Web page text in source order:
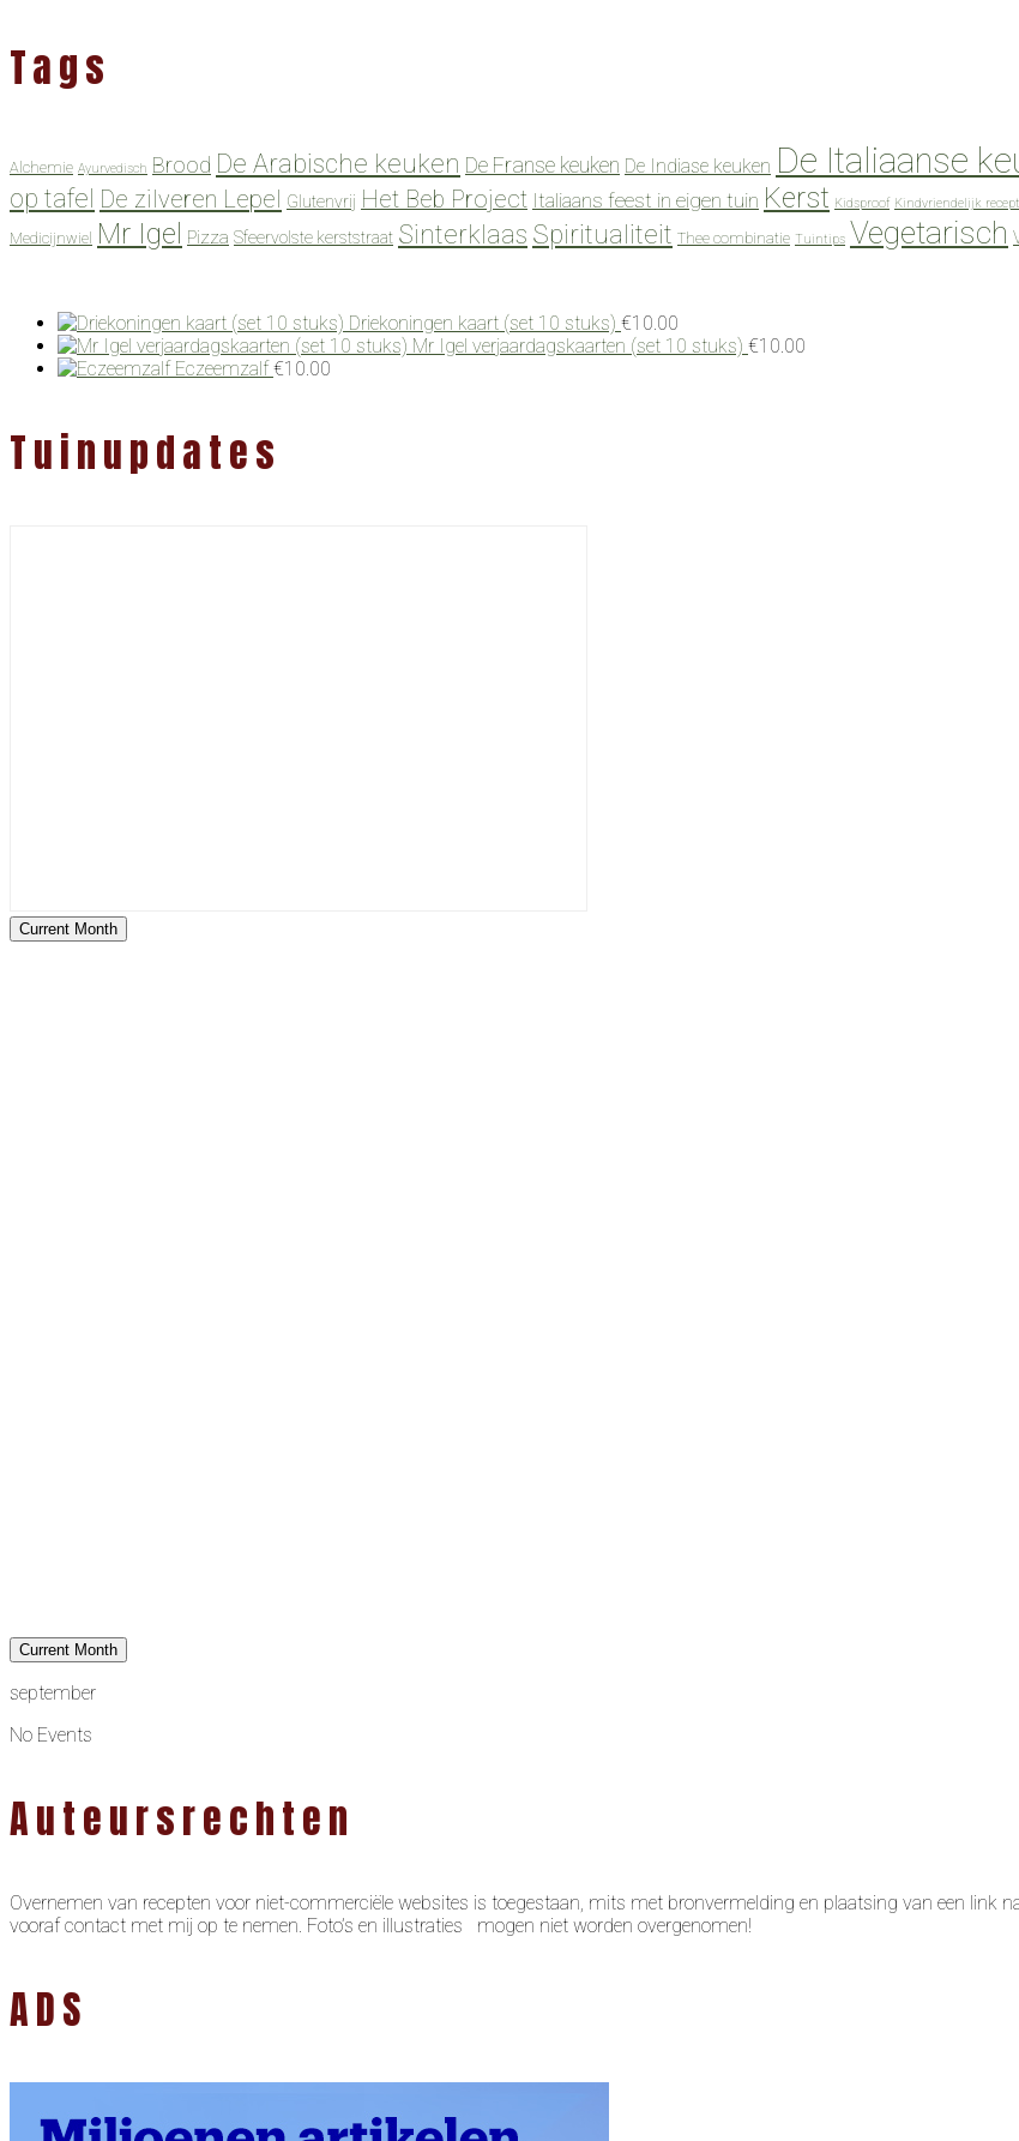
Tags
Alchemie Ayurvedisch Brood De Arabische keuken De Franse keuken De Indiase keuken De Italiaanse
op tafel De zilveren Lepel Glutenvrij Het Beb Project Italiaans feest in eigen tuin Kerst Kidsproof Kindvriendelijk recept
Medicijnwiel Mr Igel Pizza Sfeervolste kerststraat Sinterklaas Spiritualiteit Thee combinatie Tuintips Vegetarisch
Driekoningen kaart (set 10 stuks) €10.00
Mr Igel verjaardagskaarten (set 10 stuks) €10.00
Eczeemzalf €10.00
Tuinupdates
Current Month
Current Month
september
No Events
Auteursrechten
Overnemen van recepten voor niet-commerciële websites is toegestaan, mits met bronvermelding en plaatsing van een link
vooraf contact met mij op te nemen. Foto’s en illustraties mogen niet worden overgenomen!
ADS